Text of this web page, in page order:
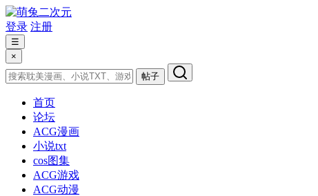
登录 注册
☰
×
帖子
首页
论坛
ACG漫画
小说txt
cos图集
ACG游戏
ACG动漫